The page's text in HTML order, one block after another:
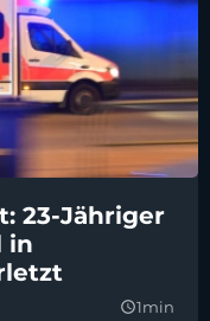
23-Jähriger
in
query_builder1min